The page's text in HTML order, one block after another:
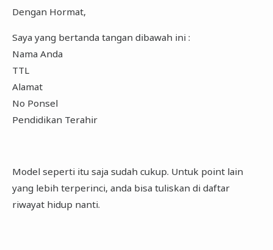
Dengan Hormat,
Saya yang bertanda tangan dibawah ini :
Nama Anda
TTL
Alamat
No Ponsel
Pendidikan Terahir
Model seperti itu saja sudah cukup. Untuk point lain
yang lebih terperinci, anda bisa tuliskan di daftar
riwayat hidup nanti.